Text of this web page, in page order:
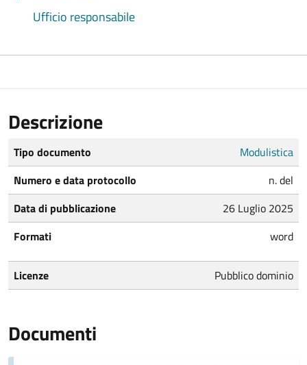
Ufficio responsabile
Descrizione
Tipo documento
Modulistica
Numero e data protocollo
n. del
Data di pubblicazione
26 Luglio 2025
Formati
word
Licenze Pubblico dominio
Documenti